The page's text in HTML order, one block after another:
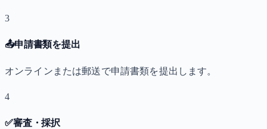
3
📤申請書類を提出
オンラインまたは郵送で申請書類を提出します。
4
✅審査・採択